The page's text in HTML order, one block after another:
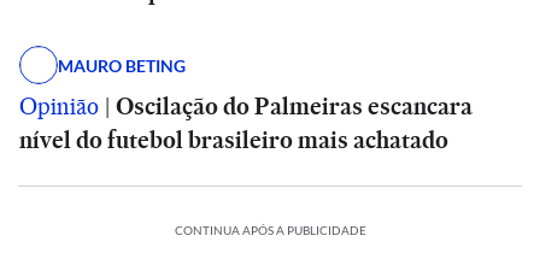
MAURO BETING
Opinião | Oscilação do Palmeiras escancara
nível do futebol brasileiro mais achatado
CONTINUA APÓS A PUBLICIDADE